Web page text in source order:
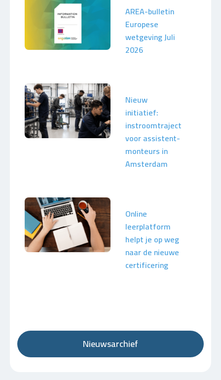
AREA-bulletin
Europese
wetgeving Juli
2026
Nieuw
initiatief:
instroomtraject
voor assistent-
monteurs in
Amsterdam
Online
leerplatform
helpt je op weg
naar de nieuwe
certificering
Nieuwsarchief